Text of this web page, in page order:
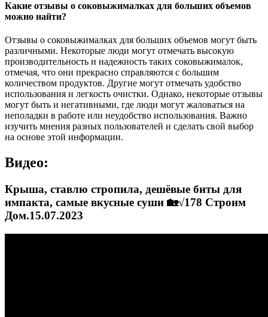
Какие отзывы о соковыжималках для больших объемов
можно найти?
Отзывы о соковыжималках для больших объемов могут быть
различными. Некоторые люди могут отмечать высокую
производительность и надежность таких соковыжималок,
отмечая, что они прекрасно справляются с большим
количеством продуктов. Другие могут отмечать удобство
использования и легкость очистки. Однако, некоторые отзывы
могут быть и негативными, где люди могут жаловаться на
неполадки в работе или неудобство использования. Важно
изучить мнения разных пользователей и сделать свой выбор
на основе этой информации.
Видео:
Крыша, ставлю стропила, дешёвые биты для
импакта, самые вкусные суши 🏡√178 Строим
Дом.15.07.2023